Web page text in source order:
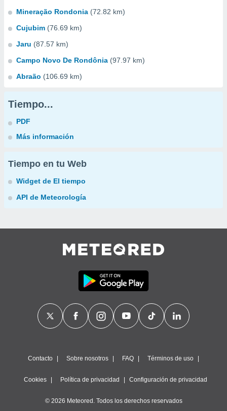
Mineração Rondonia (72.82 km)
Cujubim (76.69 km)
Jaru (87.57 km)
Campo Novo De Rondônia (97.97 km)
Abraão (106.69 km)
Tiempo...
PDF
Más información
Tiempo en tu Web
Widget de El tiempo
API de Meteorología
Contacto Sobre nosotros FAQ Términos de uso
Cookies Política de privacidad Configuración de privacidad
© 2026 Meteored. Todos los derechos reservados